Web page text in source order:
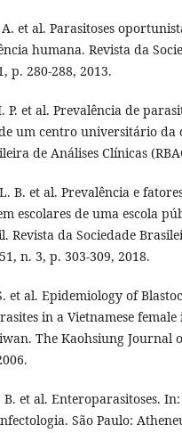
A. et al. Parasitoses
humana. Revista da
p. 280-288, 2013.
P. et al. Prevalência de
um centro universitário da
de Análises Clínicas
B. et al. Prevalência e
escolares de uma escola
Revista da Sociedade
n. 3, p. 303-309, 2018.
et al. Epidemiology of
in a Vietnamese
The Kaohsiung Journal
et al. Enteroparasitoses. In:
São Paulo: